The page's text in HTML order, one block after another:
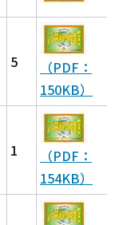
5
（PDF：
150KB）
1
（PDF：
154KB）